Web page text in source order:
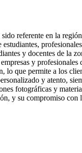
referente en la
y docentes de
y
que permite a los
y atento,
fotográficas y
y su compromiso con